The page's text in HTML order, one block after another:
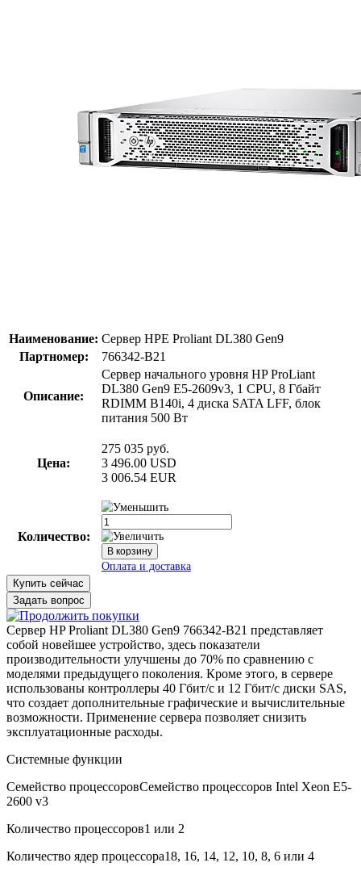
Наименование: Сервер HPE Proliant DL380 Gen9
Партномер:
766342-B21
Описание:
Сервер начального уровня HP ProLiant
DL380 Gen9 E5-2609v3, 1 CPU, 8 Гбайт
RDIMM B140i, 4 диска SATA LFF, блок
питания 500 Вт
Цена:
275 035 руб.
3 496.00 USD
3 006.54 EUR
Количество:
В корзину
Оплата и доставка
Купить сейчас
Задать вопрос
Сервер HP Proliant DL380 Gen9 766342-B21 представляет
собой новейшее устройство, здесь показатели
производительности улучшены до 70% по сравнению с
моделями предыдущего поколения. Кроме этого, в сервере
использованы контроллеры 40 Гбит/с и 12 Гбит/с диски SAS,
что создает дополнительные графические и вычислительные
возможности. Применение сервера позволяет снизить
эксплуатационные расходы.
Системные функции
Семейство процессоровСемейство процессоров Intel Xeon E5-
2600 v3
Количество процессоров1 или 2
Количество ядер процессора18, 16, 14, 12, 10, 8, 6 или 4